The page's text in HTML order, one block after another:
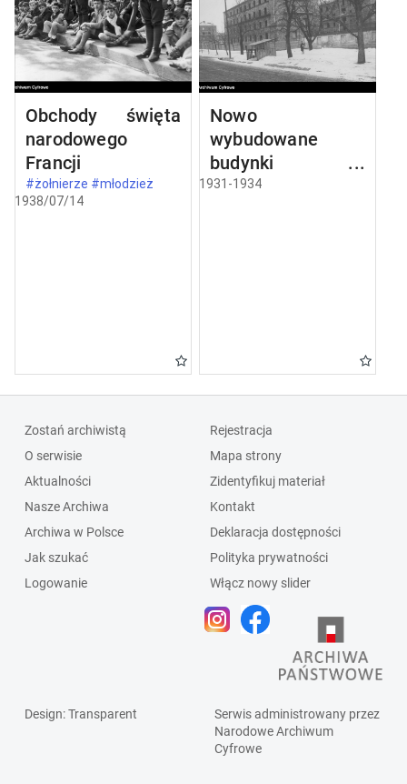
Obchody święta
narodowego
Francji
#żołnierze #młodzież
1938/07/14
Nowo
wybudowane
budynki w
Częstochowie
1931-1934
Zostań archiwistą
O serwisie
Aktualności
Nasze Archiwa
Archiwa w Polsce
Jak szukać
Logowanie
Rejestracja
Mapa strony
Zidentyfikuj materiał
Kontakt
Deklaracja dostępności
Polityka prywatności
Włącz nowy slider
Design: Transparent
Serwis administrowany przez
Narodowe Archiwum
Cyfrowe